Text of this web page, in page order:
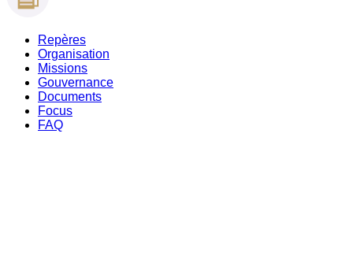
Repères
Organisation
Missions
Gouvernance
Documents
Focus
FAQ